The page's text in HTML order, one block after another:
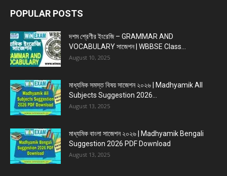
POPULAR POSTS
দশম শ্রেণীর ইংরেজি – GRAMMAR AND
VOCABULARY সাজেশন | WBBSE Class...
August 10, 2025
মাধ্যমিক সমস্ত বিষয় সাজেশন ২০২৬ | Madhyamik All
Subjects Suggestion 2026...
August 13, 2025
মাধ্যমিক বাংলা সাজেশন ২০২৬ | Madhyamik Bengali
Suggestion 2026 PDF Download
August 13, 2025